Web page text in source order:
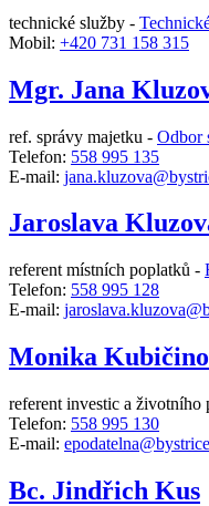
technické služby -
Mobil: +420 731 158 315
Mgr. Jana
ref. správy majetku - Odbor
Telefon: 558 995 135
E-mail:
Jaroslava
referent místních poplatků -
Telefon: 558 995 128
E-mail:
Monika
referent investic a životního
Telefon: 558 995 130
E-mail:
Bc. Jindřich Kus